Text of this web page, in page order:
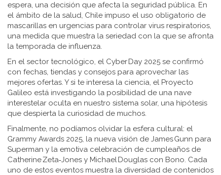
espera, una decisión que afecta la seguridad pública. En
el ámbito de la salud, Chile impuso el uso obligatorio de
mascarillas en urgencias para controlar virus respiratorios,
una medida que muestra la seriedad con la que se afronta
la temporada de influenza.
En el sector tecnológico, el Cyber Day 2025 se confirmó
con fechas, tiendas y consejos para aprovechar las
mejores ofertas. Y si te interesa la ciencia, el Proyecto
Galileo está investigando la posibilidad de una nave
interestelar oculta en nuestro sistema solar, una hipótesis
que despierta la curiosidad de muchos.
Finalmente, no podíamos olvidar la esfera cultural: el
Grammy Awards 2025, la nueva visión de James Gunn para
Superman y la emotiva celebración de cumpleaños de
Catherine Zeta‑Jones y Michael Douglas con Bono. Cada
uno de estos eventos muestra la diversidad de contenidos